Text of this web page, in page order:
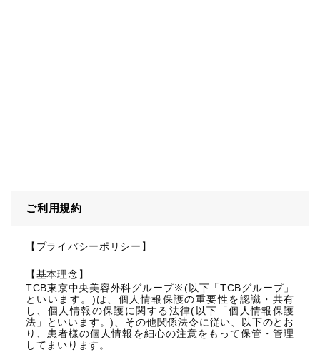
ご利用規約
【プライバシーポリシー】
【基本理念】
TCB東京中央美容外科グループ※(以下「TCBグループ」
といいます。)は、個人情報保護の重要性を認識・共有
し、個人情報の保護に関する法律(以下「個人情報保護
法」といいます。)、その他関係法令に従い、以下のとお
り、患者様の個人情報を細心の注意をもって保管・管理
してまいります。